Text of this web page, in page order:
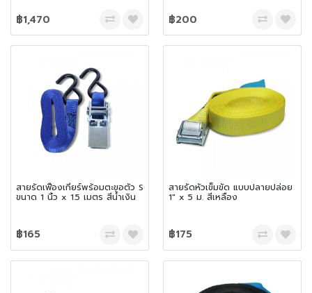
฿1,470 ฿200
สายรัดเฟืองเกียร์พร้อมตะขอตัว S
ขนาด 1 นิ้ว x 1.5 เมตร สีน้ำเงิน
฿165
สายรัดหัวเข็มขัด แบบปลายปล่อย
1″ x 5 ม. สีเหลือง
฿175